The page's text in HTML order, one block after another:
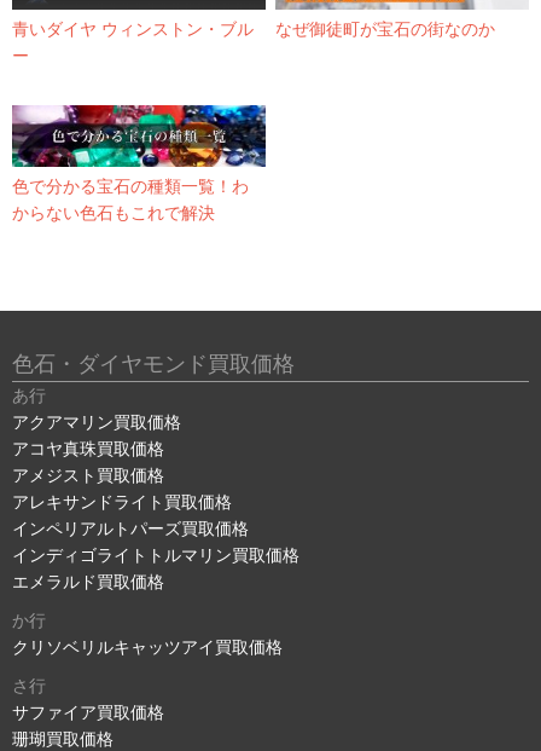
青いダイヤ ウィンストン・ブル
ー
なぜ御徒町が宝石の街なのか
色で分かる宝石の種類一覧！わ
からない色石もこれで解決
色石・ダイヤモンド買取価格
あ行
アクアマリン買取価格
アコヤ真珠買取価格
アメジスト買取価格
アレキサンドライト買取価格
インペリアルトパーズ買取価格
インディゴライトトルマリン買取価格
エメラルド買取価格
か行
クリソベリルキャッツアイ買取価格
さ行
サファイア買取価格
珊瑚買取価格